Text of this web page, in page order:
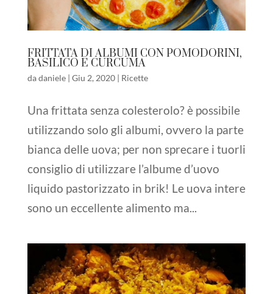
FRITTATA DI ALBUMI CON POMODORINI,
BASILICO E CURCUMA
dadaniele| Giu 2, 2020| Ricette
Una frittata senza colesterolo? è possibile
utilizzando solo gli albumi, ovvero la parte
bianca delle uova; per non sprecare i tuorli
consiglio di utilizzare l’albume d’uovo
liquido pastorizzato in brik! Le uova intere
sono un eccellente alimento ma...